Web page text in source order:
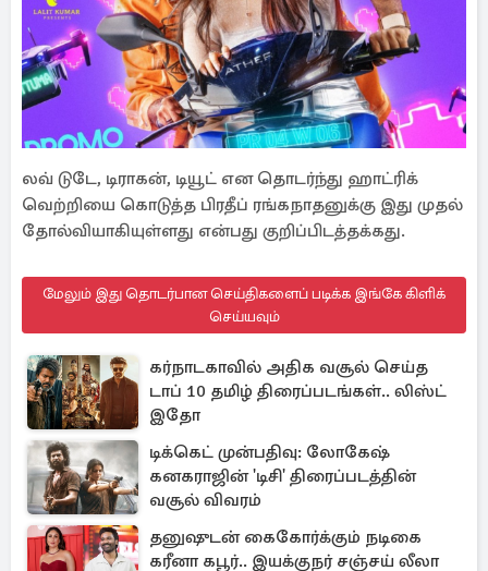
லவ் டுடே, டிராகன், டியூட் என தொடர்ந்து ஹாட்ரிக்
வெற்றியை கொடுத்த பிரதீப் ரங்கநாதனுக்கு இது முதல்
தோல்வியாகியுள்ளது என்பது குறிப்பிடத்தக்கது.
மேலும் இது தொடர்பான செய்திகளைப் படிக்க இங்கே கிளிக்
செய்யவும்
கர்நாடகாவில் அதிக வசூல் செய்த
டாப் 10 தமிழ் திரைப்படங்கள்.. லிஸ்ட்
இதோ
டிக்கெட் முன்பதிவு: லோகேஷ்
கனகராஜின் 'டிசி' திரைப்படத்தின்
வசூல் விவரம்
தனுஷுடன் கைகோர்க்கும் நடிகை
கரீனா கபூர்.. இயக்குநர் சஞ்சய் லீலா